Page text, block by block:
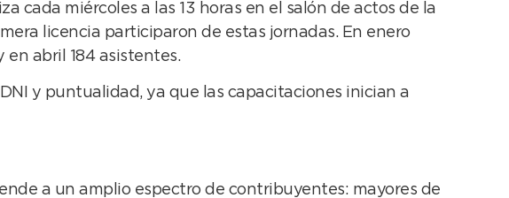
cada miércoles a las 13 horas en el salón de actos de la
licencia participaron de estas jornadas. En enero
en abril 184 asistentes.
y puntualidad, ya que las capacitaciones inician a
a un amplio espectro de contribuyentes: mayores de